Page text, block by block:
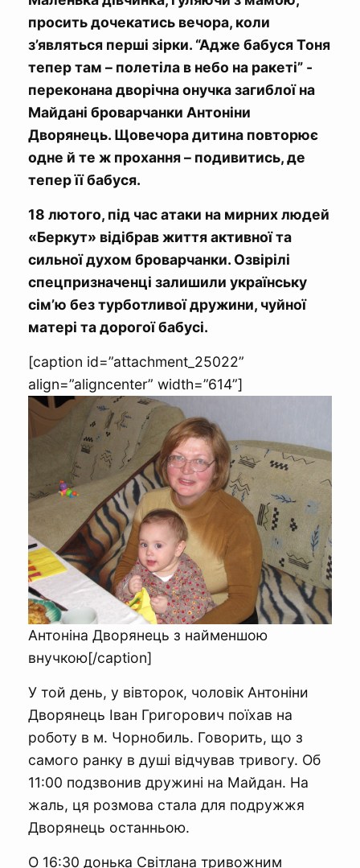
просить дочекатись вечора, коли
з’являться перші зірки. “Адже бабуся Тоня
тепер там – полетіла в небо на ракеті” -
переконана дворічна онучка загиблої на
Майдані броварчанки Антоніни
Дворянець. Щовечора дитина повторює
одне й те ж прохання – подивитись, де
тепер її бабуся.
18 лютого, під час атаки на мирних людей
«Беркут» відібрав життя активної та
сильної духом броварчанки. Озвірілі
спецпризначенці залишили українську
сім’ю без турботливої дружини, чуйної
матері та дорогої бабусі.
[caption id=”attachment_25022”
align=”aligncenter” width=”614”]
Антоніна Дворянець з найменшою
внучкою[/caption]
У той день, у вівторок, чоловік Антоніни
Дворянець Іван Григорович поїхав на
роботу в м. Чорнобиль. Говорить, що з
самого ранку в душі відчував тривогу. Об
11:00 подзвонив дружині на Майдан. На
жаль, ця розмова стала для подружжя
Дворянець останньою.
О 16:30 донька Світлана тривожним